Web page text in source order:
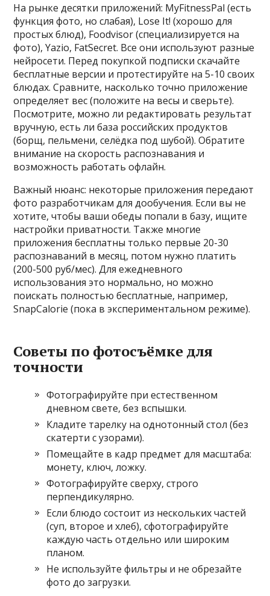
На рынке десятки приложений: MyFitnessPal (есть
функция фото, но слабая), Lose It! (хорошо для
простых блюд), Foodvisor (специализируется на
фото), Yazio, FatSecret. Все они используют разные
нейросети. Перед покупкой подписки скачайте
бесплатные версии и протестируйте на 5-10 своих
блюдах. Сравните, насколько точно приложение
определяет вес (положите на весы и сверьте).
Посмотрите, можно ли редактировать результат
вручную, есть ли база российских продуктов
(борщ, пельмени, селёдка под шубой). Обратите
внимание на скорость распознавания и
возможность работать офлайн.
Важный нюанс: некоторые приложения передают
фото разработчикам для дообучения. Если вы не
хотите, чтобы ваши обеды попали в базу, ищите
настройки приватности. Также многие
приложения бесплатны только первые 20-30
распознаваний в месяц, потом нужно платить
(200-500 руб/мес). Для ежедневного
использования это нормально, но можно
поискать полностью бесплатные, например,
SnapCalorie (пока в экспериментальном режиме).
Советы по фотосъёмке для
точности
Фотографируйте при естественном
дневном свете, без вспышки.
Кладите тарелку на однотонный стол (без
скатерти с узорами).
Помещайте в кадр предмет для масштаба:
монету, ключ, ложку.
Фотографируйте сверху, строго
перпендикулярно.
Если блюдо состоит из нескольких частей
(суп, второе и хлеб), сфотографируйте
каждую часть отдельно или широким
планом.
Не используйте фильтры и не обрезайте
фото до загрузки.